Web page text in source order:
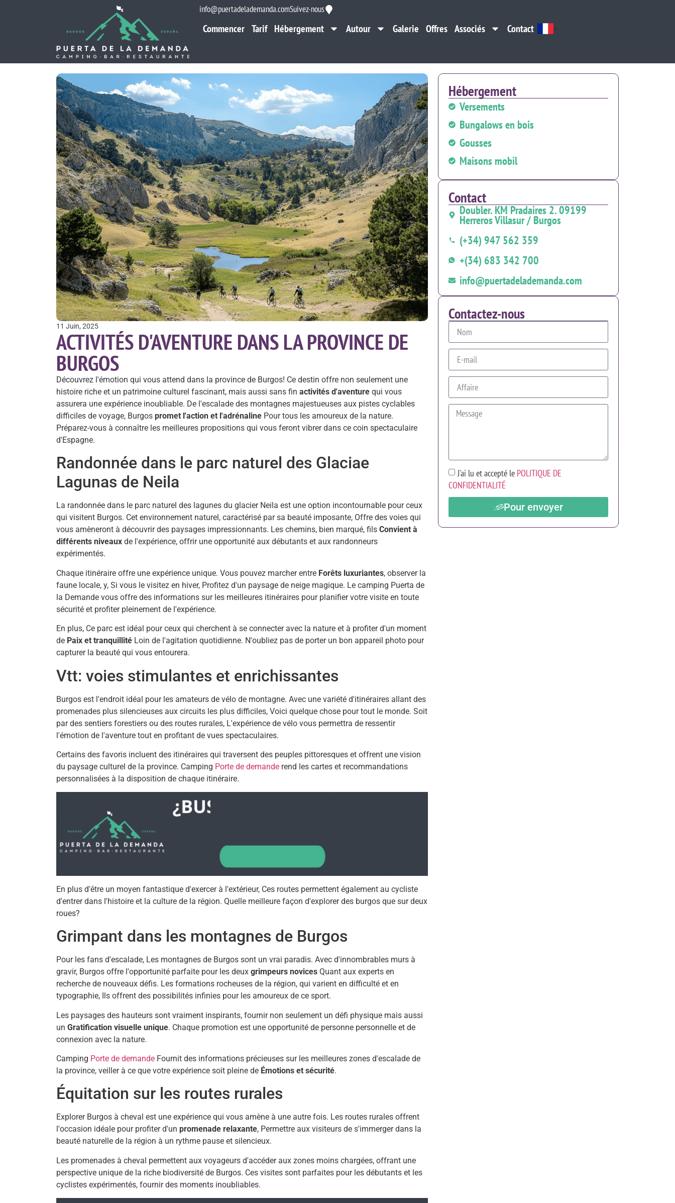
info@puertadelademanda.comSuivez-nous
Commencer Tarif Hébergement Autour Galerie Offres Associés
Contact
11 Juin, 2025
ACTIVITÉS D'AVENTURE DANS LA PROVINCE DE
BURGOS
Découvrez l'émotion qui vous attend dans la province de Burgos! Ce destin offre non seulement une
histoire riche et un patrimoine culturel fascinant, mais aussi sans fin activités d'aventure qui vous
assurera une expérience inoubliable. De l'escalade des montagnes majestueuses aux pistes cyclables
difficiles de voyage, Burgos promet l'action et l'adrénaline Pour tous les amoureux de la nature.
Préparez-vous à connaître les meilleures propositions qui vous feront vibrer dans ce coin spectaculaire
d'Espagne.
Randonnée dans le parc naturel des Glaciae
Lagunas de Neila
La randonnée dans le parc naturel des lagunes du glacier Neila est une option incontournable pour ceux
qui visitent Burgos. Cet environnement naturel, caractérisé par sa beauté imposante, Offre des voies qui
vous amèneront à découvrir des paysages impressionnants. Les chemins, bien marqué, fils Convient à
différents niveaux de l'expérience, offrir une opportunité aux débutants et aux randonneurs
expérimentés.
Chaque itinéraire offre une expérience unique. Vous pouvez marcher entre Forêts luxuriantes, observer la
faune locale, y, Si vous le visitez en hiver, Profitez d'un paysage de neige magique. Le camping Puerta de
la Demande vous offre des informations sur les meilleures itinéraires pour planifier votre visite en toute
sécurité et profiter pleinement de l'expérience.
En plus, Ce parc est idéal pour ceux qui cherchent à se connecter avec la nature et à profiter d'un moment
de Paix et tranquillité Loin de l'agitation quotidienne. N'oubliez pas de porter un bon appareil photo pour
capturer la beauté qui vous entourera.
Vtt: voies stimulantes et enrichissantes
Burgos est l'endroit idéal pour les amateurs de vélo de montagne. Avec une variété d'itinéraires allant des
promenades plus silencieuses aux circuits les plus difficiles, Voici quelque chose pour tout le monde. Soit
par des sentiers forestiers ou des routes rurales, L'expérience de vélo vous permettra de ressentir
l'émotion de l'aventure tout en profitant de vues spectaculaires.
Certains des favoris incluent des itinéraires qui traversent des peuples pittoresques et offrent une vision
du paysage culturel de la province. Camping Porte de demande rend les cartes et recommandations
personnalisées à la disposition de chaque itinéraire.
En plus d'être un moyen fantastique d'exercer à l'extérieur, Ces routes permettent également au cycliste
d'entrer dans l'histoire et la culture de la région. Quelle meilleure façon d'explorer des burgos que sur deux
roues?
Grimpant dans les montagnes de Burgos
Pour les fans d'escalade, Les montagnes de Burgos sont un vrai paradis. Avec d'innombrables murs à
gravir, Burgos offre l'opportunité parfaite pour les deux grimpeurs novices Quant aux experts en
recherche de nouveaux défis. Les formations rocheuses de la région, qui varient en difficulté et en
typographie, Ils offrent des possibilités infinies pour les amoureux de ce sport.
Les paysages des hauteurs sont vraiment inspirants, fournir non seulement un défi physique mais aussi
un Gratification visuelle unique. Chaque promotion est une opportunité de personne personnelle et de
connexion avec la nature.
Camping Porte de demande Fournit des informations précieuses sur les meilleures zones d'escalade de
la province, veiller à ce que votre expérience soit pleine de Émotions et sécurité.
Équitation sur les routes rurales
Explorer Burgos à cheval est une expérience qui vous amène à une autre fois. Les routes rurales offrent
l'occasion idéale pour profiter d'un promenade relaxante, Permettre aux visiteurs de s'immerger dans la
beauté naturelle de la région à un rythme pause et silencieux.
Les promenades à cheval permettent aux voyageurs d'accéder aux zones moins chargées, offrant une
perspective unique de la riche biodiversité de Burgos. Ces visites sont parfaites pour les débutants et les
cyclistes expérimentés, fournir des moments inoubliables.
Hébergement
Versements
Bungalows en bois
Gousses
Maisons mobil
Contact
Doubler. KM Pradaires 2. 09199
Herreros Villasur / Burgos
(+34) 947 562 359
+(34) 683 342 700
info@puertadelademanda.com
Contactez-nous
J'ai lu et accepté le POLITIQUE DE
CONFIDENTIALITÉ
Pour envoyer